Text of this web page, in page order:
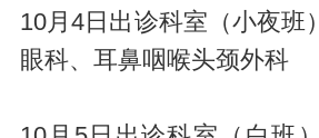
10月4日出诊科室（小夜班
眼科、耳鼻咽喉头颈外科